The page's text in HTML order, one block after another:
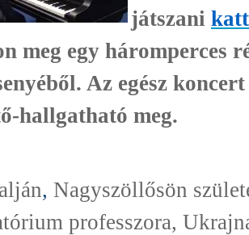
játszani
meg egy háromperces
Az egész
hallgatható meg.
, Nagyszöllősön
professzora,